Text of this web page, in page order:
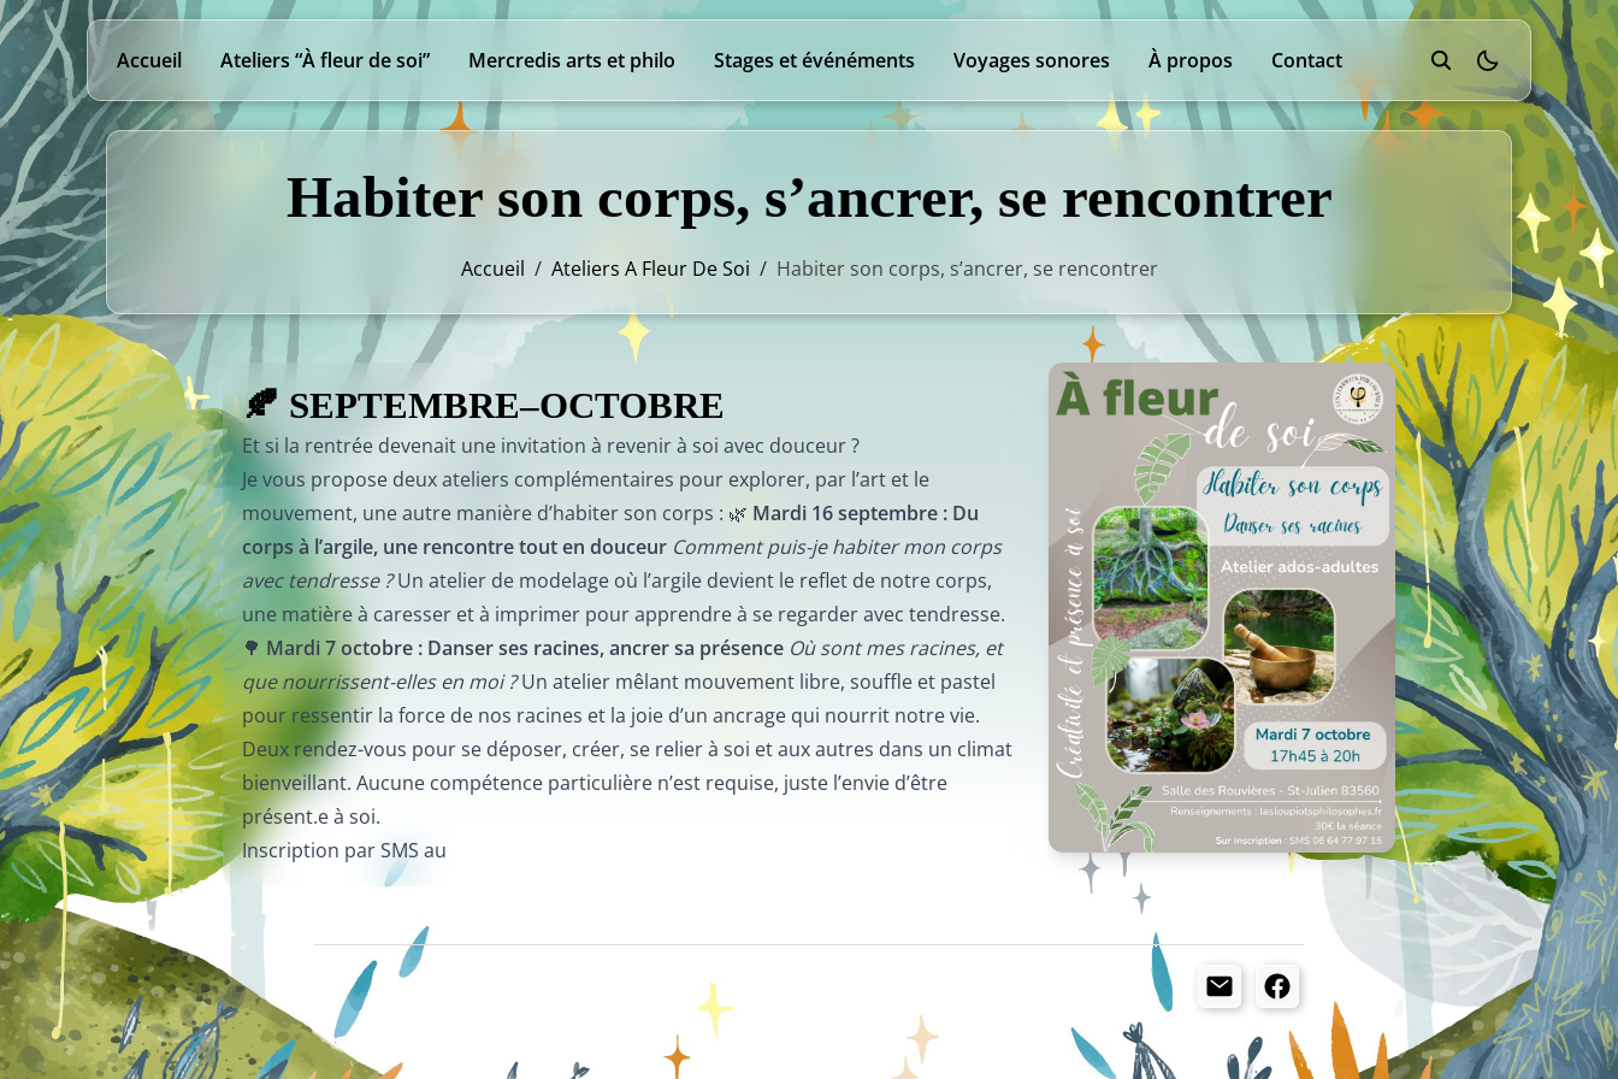
Accueil Ateliers “À fleur de soi” Mercredis arts et philo Stages et événéments Voyages sonores À propos Contact theme switcher
Habiter son corps, s’ancrer, se rencontrer
Accueil / Ateliers A Fleur De Soi / Habiter son corps, s’ancrer, se rencontrer
🍂 SEPTEMBRE–OCTOBRE
Et si la rentrée devenait une invitation à revenir à soi avec douceur ?
Je vous propose deux ateliers complémentaires pour explorer, par l’art et le
mouvement, une autre manière d’habiter son corps : 🌿 Mardi 16 septembre : Du
corps à l’argile, une rencontre tout en douceur Comment puis-je habiter mon corps
avec tendresse ?Un atelier de modelage où l’argile devient le reflet de notre corps,
une matière à caresser et à imprimer pour apprendre à se regarder avec tendresse.
🌳 Mardi 7 octobre : Danser ses racines, ancrer sa présence Où sont mes racines, et
que nourrissent-elles en moi ?Un atelier mêlant mouvement libre, souffle et pastel
pour ressentir la force de nos racines et la joie d’un ancrage qui nourrit notre vie.
Deux rendez-vous pour se déposer, créer, se relier à soi et aux autres dans un climat
bienveillant. Aucune compétence particulière n’est requise, juste l’envie d’être
présent.e à soi.
Inscription par SMS au